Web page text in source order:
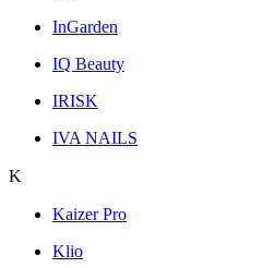
InGarden
IQ Beauty
IRISK
IVA NAILS
K
Kaizer Pro
Klio